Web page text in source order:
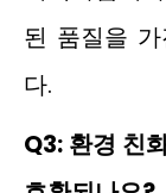
된 품질을
다.
Q3: 환경 친